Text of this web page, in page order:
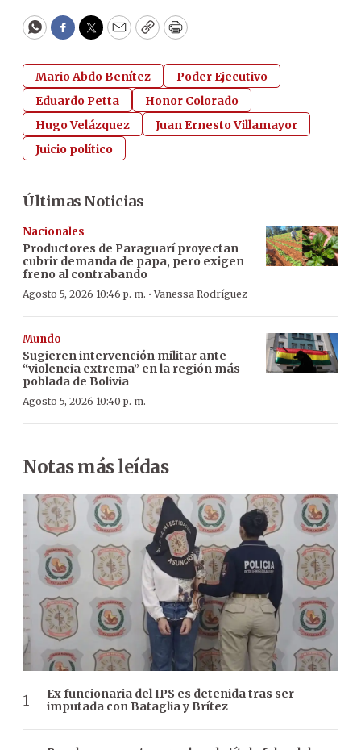
WhatsApp
Facebook
Twitter
EmailCopyPrint
Mario Abdo Benítez
Poder Ejecutivo
Eduardo Petta
Honor Colorado
Hugo Velázquez
Juan Ernesto Villamayor
Juicio político
Últimas Noticias
Nacionales
Productores de Paraguarí proyectan
cubrir demanda de papa, pero exigen
freno al contrabando
Agosto 5, 2026 10:46 p. m. ·Vanessa Rodríguez
Mundo
Sugieren intervención militar ante
“violencia extrema” en la región más
poblada de Bolivia
Agosto 5, 2026 10:40 p. m.
Notas más leídas
Ex funcionaria del IPS es detenida tras ser
imputada con Bataglia y Brítez